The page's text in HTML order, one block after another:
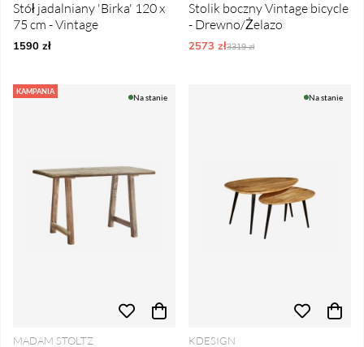
Stół jadalniany 'Birka' 120 x
75 cm - Vintage
1590 zł
Stolik boczny Vintage bicycle
- Drewno/Żelazo
2573 złOrdynarne ceny:
3319 zł
KAMPANIA
Na stanie
MADAM STOLTZ
Na stanie
KDESIGN